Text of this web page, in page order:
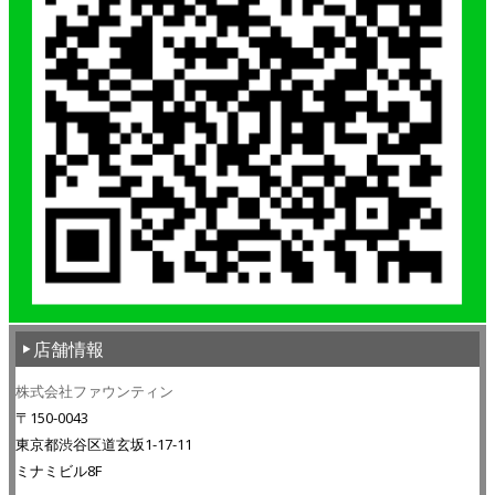
店舗情報
株式会社ファウンティン
〒150-0043
東京都渋谷区道玄坂1-17-11
ミナミビル8F